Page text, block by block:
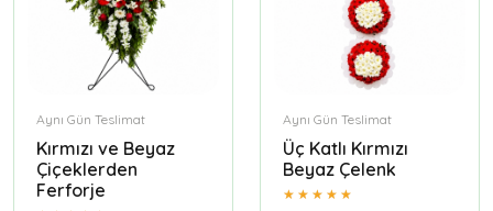
Aynı Gün Teslimat
Kırmızı ve Beyaz
Çiçeklerden
Ferforje
Aynı Gün Teslimat
Üç Katlı Kırmızı
Beyaz Çelenk